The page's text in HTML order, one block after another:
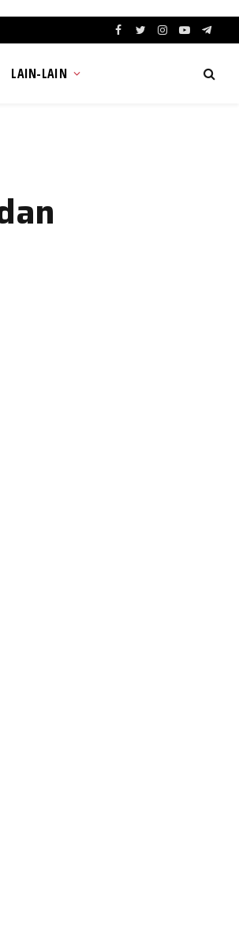
Facebook
TwitterInstagram
YouTube
LAIN-LAIN